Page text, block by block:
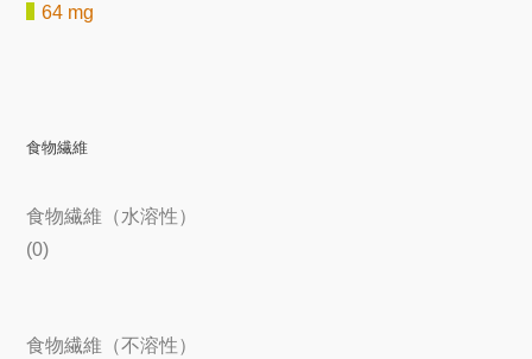
64 mg
食物繊維
食物繊維（水溶性）
(0)
食物繊維（不溶性）